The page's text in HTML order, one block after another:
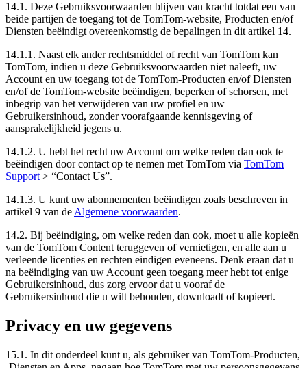
14.1. Deze Gebruiksvoorwaarden blijven van kracht totdat een van
beide partijen de toegang tot de TomTom-website, Producten en/of
Diensten beëindigt overeenkomstig de bepalingen in dit artikel 14.
14.1.1. Naast elk ander rechtsmiddel of recht van TomTom kan
TomTom, indien u deze Gebruiksvoorwaarden niet naleeft, uw
Account en uw toegang tot de TomTom-Producten en/of Diensten
en/of de TomTom-website beëindigen, beperken of schorsen, met
inbegrip van het verwijderen van uw profiel en uw
Gebruikersinhoud, zonder voorafgaande kennisgeving of
aansprakelijkheid jegens u.
14.1.2. U hebt het recht uw Account om welke reden dan ook te
beëindigen door contact op te nemen met TomTom via TomTom
Support > “Contact Us”.
14.1.3. U kunt uw abonnementen beëindigen zoals beschreven in
artikel 9 van de Algemene voorwaarden.
14.2. Bij beëindiging, om welke reden dan ook, moet u alle kopieën
van de TomTom Content teruggeven of vernietigen, en alle aan u
verleende licenties en rechten eindigen eveneens. Denk eraan dat u
na beëindiging van uw Account geen toegang meer hebt tot enige
Gebruikersinhoud, dus zorg ervoor dat u vooraf de
Gebruikersinhoud die u wilt behouden, downloadt of kopieert.
Privacy en uw gegevens
15.1. In dit onderdeel kunt u, als gebruiker van TomTom-Producten,